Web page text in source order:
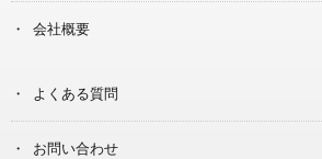
会社概要
よくある質問
お問い合わせ